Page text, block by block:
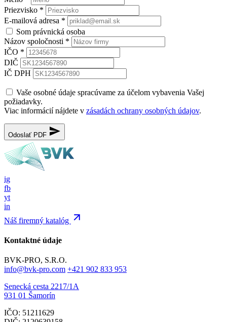
Priezvisko *
E-mailová adresa *
Som právnická osoba
Názov spoločnosti *
IČO *
DIČ
IČ DPH
Vaše osobné údaje spracúvame za účelom vybavenia Vašej
požiadavky.
Viac informácií nájdete v zásadách ochrany osobných údajov.
Odoslať PDF
ig
fb
yt
in
Náš firemný katalóg
Kontaktné údaje
BVK-PRO, S.R.O.
info@bvk-pro.com +421 902 833 953
Senecká cesta 2217/1A
931 01 Šamorín
IČO: 51211629